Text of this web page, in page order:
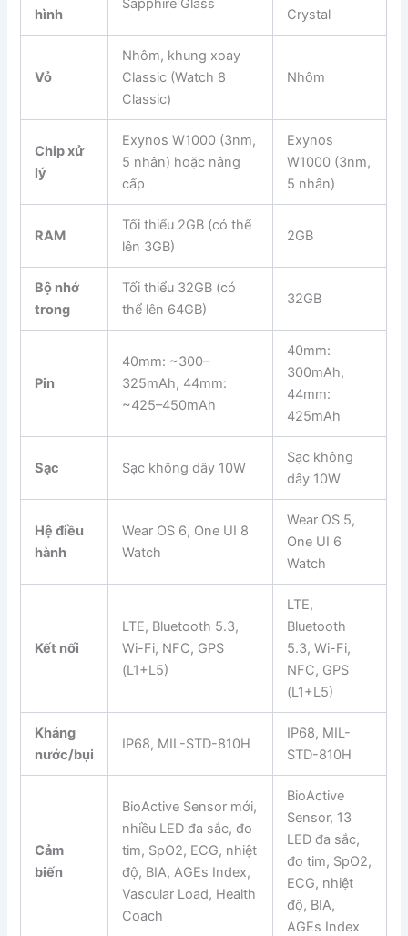
hình
Sapphire Glass
Crystal
Vỏ
Nhôm, khung xoay
Classic (Watch 8
Classic)
Nhôm
Chip xử
lý
Exynos W1000 (3nm,
5 nhân) hoặc nâng
cấp
Exynos
W1000 (3nm,
5 nhân)
RAM
Tối thiểu 2GB (có thể
lên 3GB)
2GB
Bộ nhớ
trong
Tối thiểu 32GB (có
thể lên 64GB)
32GB
Pin
40mm: ~300–
325mAh, 44mm:
~425–450mAh
40mm:
300mAh,
44mm:
425mAh
Sạc Sạc không dây 10W
Sạc không
dây 10W
Hệ điều
hành
Wear OS 6, One UI 8
Watch
Wear OS 5,
One UI 6
Watch
Kết nối
LTE, Bluetooth 5.3,
Wi-Fi, NFC, GPS
(L1+L5)
LTE,
Bluetooth
5.3, Wi-Fi,
NFC, GPS
(L1+L5)
Kháng
nước/bụi
IP68, MIL-STD-810H
IP68, MIL-
STD-810H
Cảm
biến
BioActive Sensor mới,
nhiều LED đa sắc, đo
tim, SpO2, ECG, nhiệt
độ, BIA, AGEs Index,
Vascular Load, Health
Coach
BioActive
Sensor, 13
LED đa sắc,
đo tim, SpO2,
ECG, nhiệt
độ, BIA,
AGEs Index